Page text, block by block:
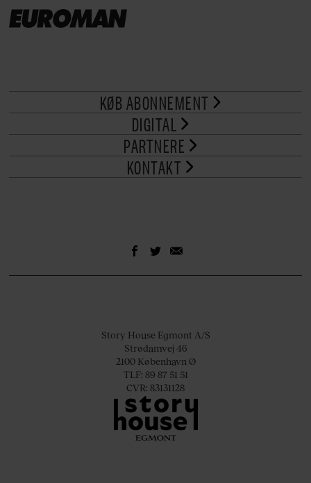
KØB ABONNEMENT
DIGITAL
PARTNERE
KONTAKT
Story House Egmont A/S
Strødamvej 46
2100 København Ø
TLF: 89 87 51 51
CVR: 83131128